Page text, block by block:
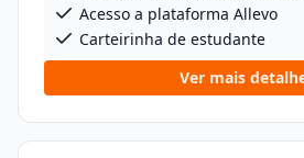
Acesso a plataforma Allevo
Carteirinha de estudante
Ver mais